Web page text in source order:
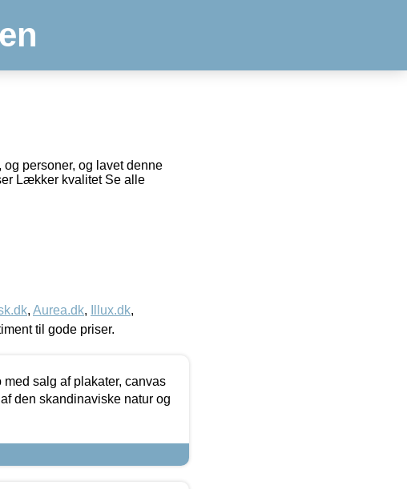
personer, og lavet denne
Lækker kvalitet Se alle
, Aurea.dk, Illux.dk,
til gode priser.
salg af plakater, canvas
den skandinaviske natur og